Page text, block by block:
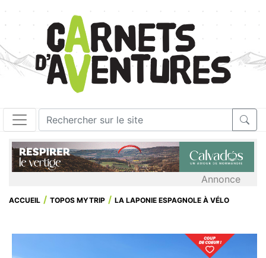
Annonce
ACCUEIL TOPOS MYTRIP LA LAPONIE ESPAGNOLE À VÉLO